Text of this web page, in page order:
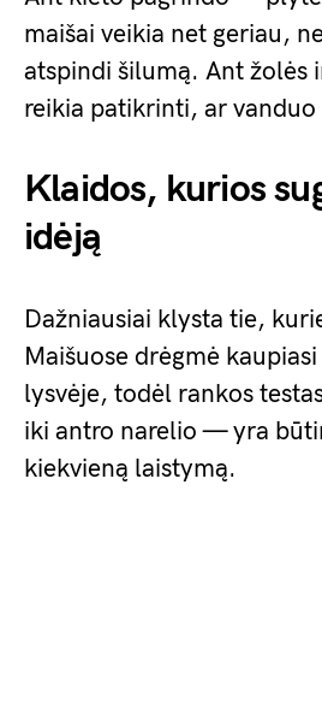
maišai veikia net geriau,
atspindi šilumą. Ant žolės
reikia patikrinti, ar
Klaidos, kurios
idėją
Dažniausiai klysta tie,
Maišuose drėgmė
lysvėje, todėl rankos
iki antro narelio — yra
kiekvieną laistymą.